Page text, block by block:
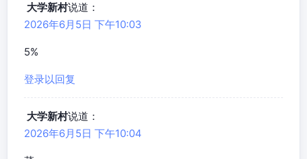
大学新村说道：
2026年6月5日 下午10:03
5%
登录以回复
大学新村说道：
2026年6月5日 下午10:04